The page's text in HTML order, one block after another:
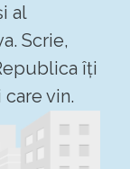
al
Scrie,
îți
vin.